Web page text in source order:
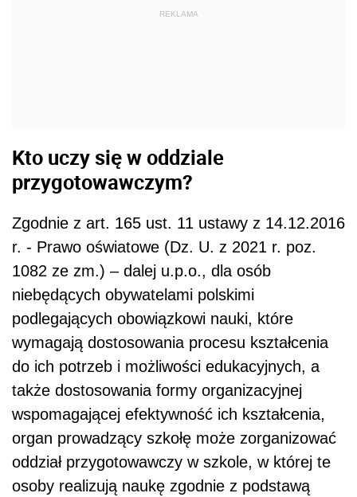
REKLAMA
Kto uczy się w oddziale
przygotowawczym?
Zgodnie z art. 165 ust. 11 ustawy z 14.12.2016
r. - Prawo oświatowe (Dz. U. z 2021 r. poz.
1082 ze zm.) – dalej u.p.o., dla osób
niebędących obywatelami polskimi
podlegających obowiązkowi nauki, które
wymagają dostosowania procesu kształcenia
do ich potrzeb i możliwości edukacyjnych, a
także dostosowania formy organizacyjnej
wspomagającej efektywność ich kształcenia,
organ prowadzący szkołę może zorganizować
oddział przygotowawczy w szkole, w której te
osoby realizują naukę zgodnie z podstawą